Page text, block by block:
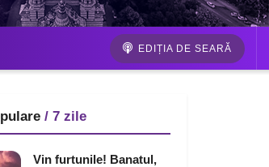
EDIȚIA DE SEARĂ
/ 7 zile
Vin furtunile! Banatul,